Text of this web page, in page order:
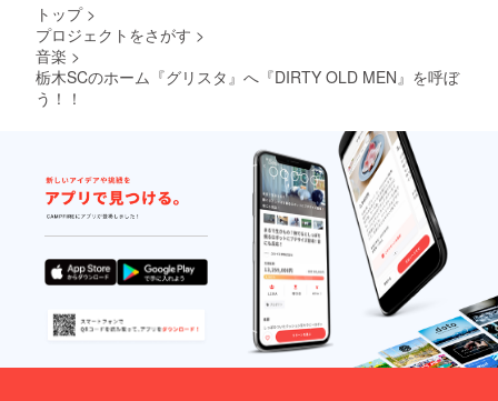
て多くの支援者の皆様
に対して、本当に感謝
習も見学させて頂き、
阪倉監督をはじめ、選
手皆様へと 激励の言
葉も伝えてくることが
案から、開催、そして
報告まで、至らぬ点ば
ソリン代(往復) 約
グッズステッカー代
他、当日のケータリン
グ・食事代、消耗品の
機材等 ※出演ギャラに
関しましては、本企画
意図をご理解頂きまし
て、栃木のためにとい
う想いで全て無償で引
き受けてくださいまし
た。 メンバー様移動
トップ >
プロジェクトをさがす >
音楽 >
栃木SCのホーム『グリスタ』へ『DIRTY OLD MEN』を呼ぼ
う！！